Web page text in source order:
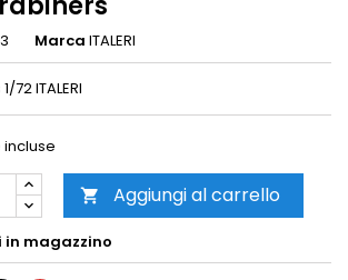
Marca ITALERI
ITALERI
incluse
 Aggiungi al carrello
magazzino